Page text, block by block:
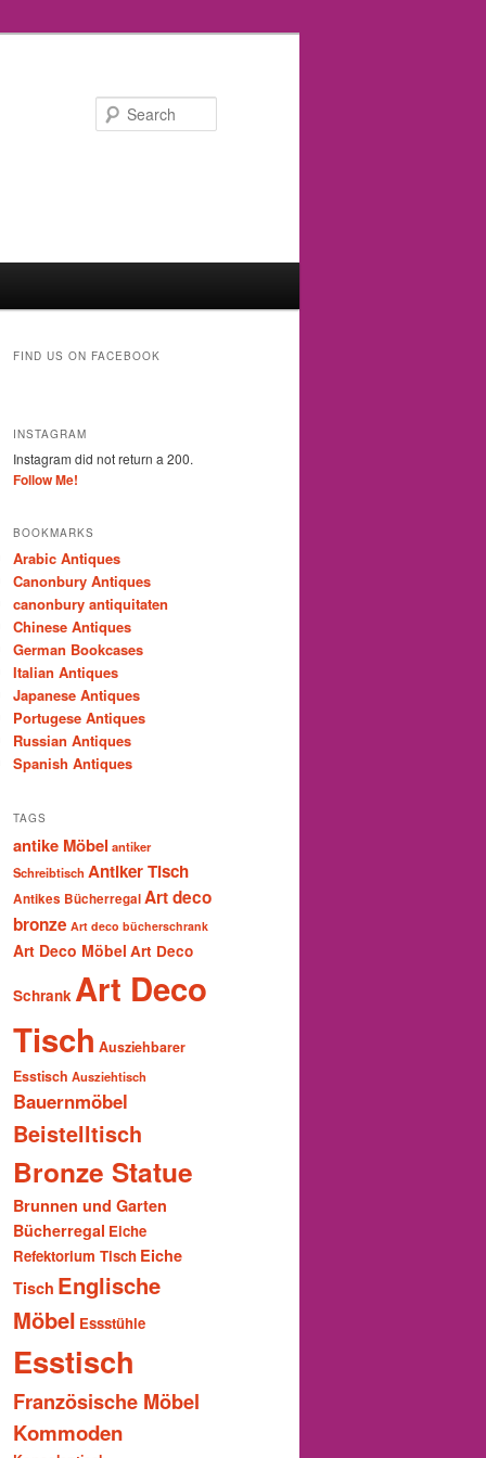
FIND US ON FACEBOOK
INSTAGRAM
Instagram did not return a 200.
Follow Me!
BOOKMARKS
Arabic Antiques
Canonbury Antiques
canonbury antiquitaten
Chinese Antiques
German Bookcases
Italian Antiques
Japanese Antiques
Portugese Antiques
Russian Antiques
Spanish Antiques
TAGS
antike Möbel antiker
Schreibtisch Antiker Tisch
Antikes BücherregalArt deco
bronze Art deco bücherschrank
Art Deco Möbel Art Deco
Schrank Art Deco
Tisch Ausziehbarer
Esstisch Ausziehtisch
Bauernmöbel
Beistelltisch
Bronze Statue
Brunnen und Garten
Bücherregal Eiche
Refektorium Tisch Eiche
Tisch Englische
Möbel Essstühle
Esstisch
Französische Möbel
Kommoden